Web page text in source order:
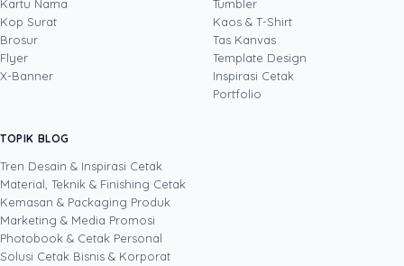
menjaga dua sisi perusahaan sekaligus:
kesehatan finansial (arus kas, margin, strategi
harga) dan kelancaran operasional produksi di
industri percetakan serta kemasan B2B, dari
kontrol kualitas hingga manajemen vendor.
brosur, kemasan, atau banner sebagai investasi
yang jelas hitungan untungnya.
Lihat semua penulis
Popular
Kartu Nama
Kop Surat
Brosur
Flyer
X-Banner
Tumbler
Kaos & T-Shirt
Tas Kanvas
Template Design
Inspirasi Cetak
Portfolio
TOPIK BLOG
Tren Desain & Inspirasi Cetak
Material, Teknik & Finishing Cetak
Kemasan & Packaging Produk
Marketing & Media Promosi
Photobook & Cetak Personal
Solusi Cetak Bisnis & Korporat